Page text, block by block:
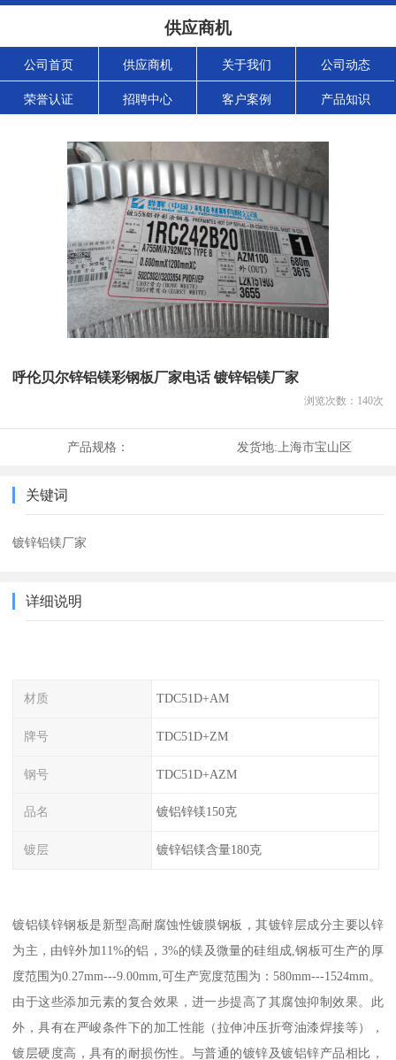
供应商机
公司首页 供应商机 关于我们 公司动态
荣誉认证 招聘中心 客户案例 产品知识
呼伦贝尔锌铝镁彩钢板厂家电话 镀锌铝镁厂家
浏览次数： 140次
产品规格： 发货地: 上海市宝山区
关键词
镀锌铝镁厂家
详细说明
材质 TDC51D+AM
牌号 TDC51D+ZM
钢号 TDC51D+AZM
品名 镀铝锌镁150克
镀层 镀锌铝镁含量180克
镀铝镁锌钢板是新型高耐腐蚀性镀膜钢板，其镀锌层成分主要以锌
为主，由锌外加11%的铝，3%的镁及微量的硅组成,钢板可生产的厚
度范围为0.27mm---9.00mm,可生产宽度范围为：580mm---1524mm。
由于这些添加元素的复合效果，进一步提高了其腐蚀抑制效果。此
外，具有在严峻条件下的加工性能（拉伸冲压折弯油漆焊接等），
镀层硬度高，具有的耐损伤性。与普通的镀锌及镀铝锌产品相比，